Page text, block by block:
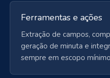
Ferramentas e ações
Extração de campos,
geração de minuta e
sempre em escopo